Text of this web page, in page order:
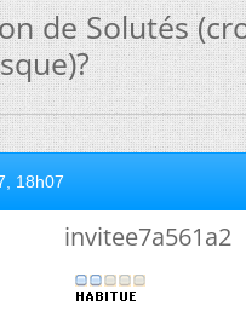
de Solutés
18h07
invitee7a561a2